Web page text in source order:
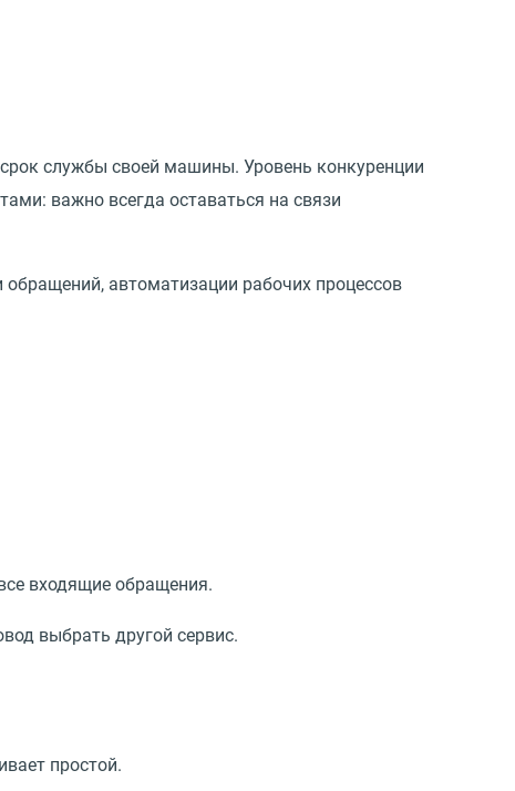
службы своей машины. Уровень конкуренции
важно всегда оставаться на связи
обращений, автоматизации рабочих процессов
входящие обращения.
выбрать другой сервис.
простой.